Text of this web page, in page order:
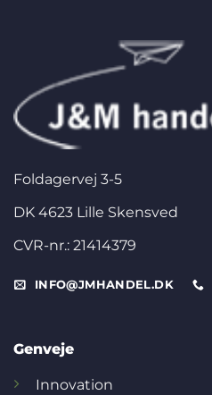
Foldagervej 3-5
DK 4623 Lille Skensved
CVR-nr.: 21414379
INFO@JMHANDEL.DK
Genveje
Innovation